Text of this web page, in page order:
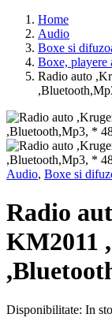
Home
Audio
Boxe si
Boxe, playere
Radio auto
Audio, Boxe si
Radio
KM2011
Disponibilitate: In